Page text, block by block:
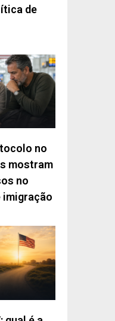
de
no
mostram
no
imigração